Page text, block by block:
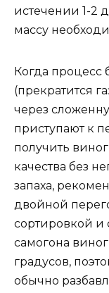
истечении 1-2
массу
Когда процесс
(прекратится
через
приступают к
получить
качества без
запаха,
двойной
сортировкой и
самогона
градусов,
обычно